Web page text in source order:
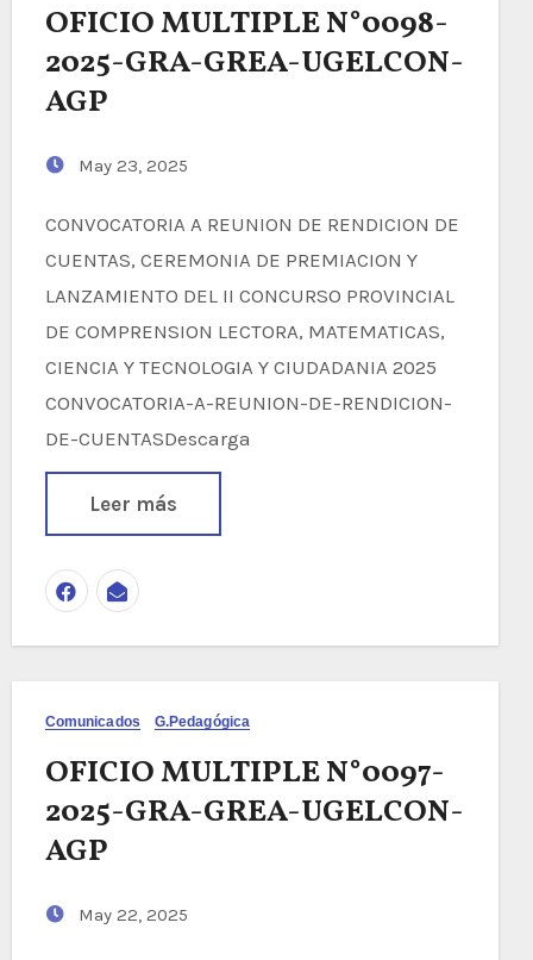
OFICIO MULTIPLE N°0098-
2025-GRA-GREA-UGELCON-
AGP
May 23, 2025
CONVOCATORIA A REUNION DE RENDICION DE
CUENTAS, CEREMONIA DE PREMIACION Y
LANZAMIENTO DEL II CONCURSO PROVINCIAL
DE COMPRENSION LECTORA, MATEMATICAS,
CIENCIA Y TECNOLOGIA Y CIUDADANIA 2025
CONVOCATORIA-A-REUNION-DE-RENDICION-
DE-CUENTASDescarga
Leer más
Comunicados G.Pedagógica
OFICIO MULTIPLE N°0097-
2025-GRA-GREA-UGELCON-
AGP
May 22, 2025